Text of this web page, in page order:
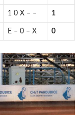
1 0 X – – 1
E – 0 – X 0